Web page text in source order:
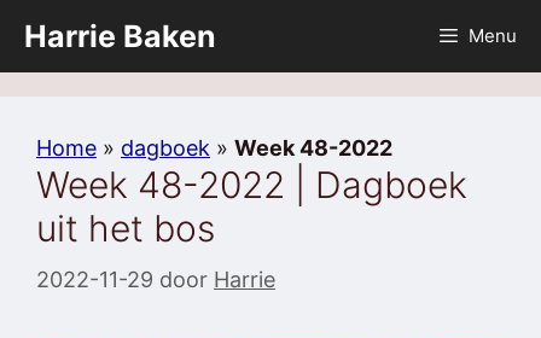
naar
de
Harrie Baken Menu
Home » dagboek » Week 48-2022
Week 48-2022 | Dagboek
uit het bos
2022-11-29 door Harrie